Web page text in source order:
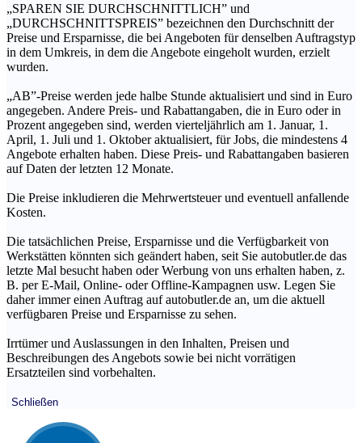
„SPAREN SIE DURCHSCHNITTLICH” und
„DURCHSCHNITTSPREIS” bezeichnen den Durchschnitt der
Preise und Ersparnisse, die bei Angeboten für denselben Auftragstyp
in dem Umkreis, in dem die Angebote eingeholt wurden, erzielt
wurden.
„AB”-Preise werden jede halbe Stunde aktualisiert und sind in Euro
angegeben. Andere Preis- und Rabattangaben, die in Euro oder in
Prozent angegeben sind, werden vierteljährlich am 1. Januar, 1.
April, 1. Juli und 1. Oktober aktualisiert, für Jobs, die mindestens 4
Angebote erhalten haben. Diese Preis- und Rabattangaben basieren
auf Daten der letzten 12 Monate.
Die Preise inkludieren die Mehrwertsteuer und eventuell anfallende
Kosten.
Die tatsächlichen Preise, Ersparnisse und die Verfügbarkeit von
Werkstätten könnten sich geändert haben, seit Sie autobutler.de das
letzte Mal besucht haben oder Werbung von uns erhalten haben, z.
B. per E-Mail, Online- oder Offline-Kampagnen usw. Legen Sie
daher immer einen Auftrag auf autobutler.de an, um die aktuell
verfügbaren Preise und Ersparnisse zu sehen.
Irrtümer und Auslassungen in den Inhalten, Preisen und
Beschreibungen des Angebots sowie bei nicht vorrätigen
Ersatzteilen sind vorbehalten.
Schließen